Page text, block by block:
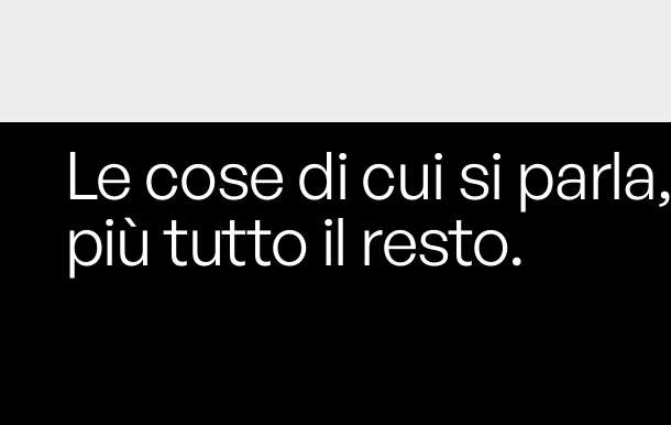
feriti in più.
Fred Again ha passato 50 ore
consecutive in livestream su YouTube
per completare il suo nuovo mixtape
Lo
Le cose di cui si parla,
più tutto il resto.